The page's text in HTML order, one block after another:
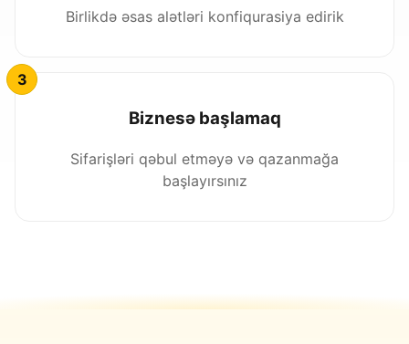
Birlikdə əsas alətləri konfiqurasiya edirik
Biznesə başlamaq
Sifarişləri qəbul etməyə və qazanmağa
başlayırsınız